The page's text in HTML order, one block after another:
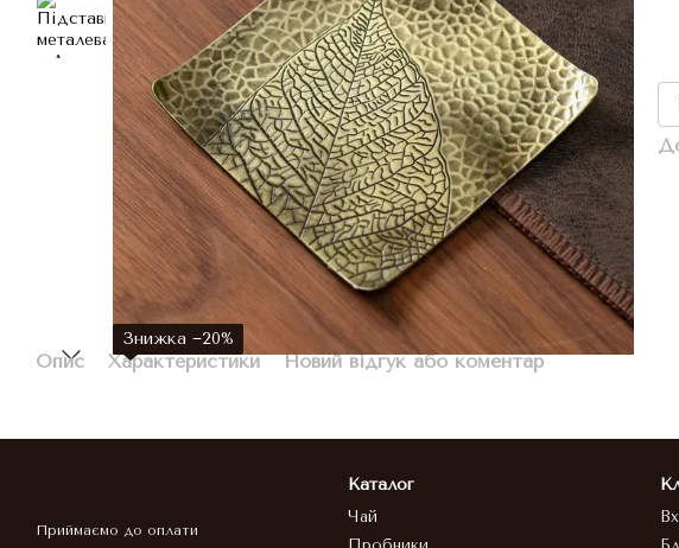
Знижка −20%
Опис Характеристики Новий відгук або коментар
Приймаємо до оплати
Каталог
Чай